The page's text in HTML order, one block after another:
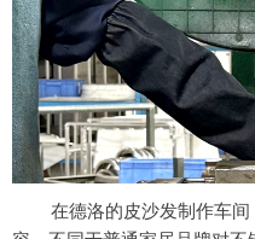
在德洛的皮沙发制作车间